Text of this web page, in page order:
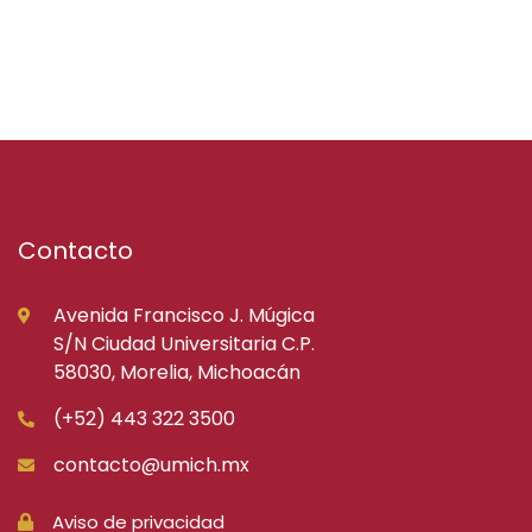
Contacto
Avenida Francisco J. Múgica
S/N Ciudad Universitaria C.P.
58030, Morelia, Michoacán
(+52) 443 322 3500
contacto@umich.mx
Aviso de privacidad